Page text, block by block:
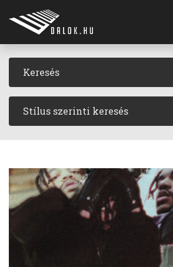
Stílus szerinti keresés